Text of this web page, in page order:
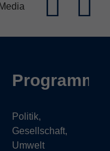
Programm
Politik,
Gesellschaft,
Umwelt